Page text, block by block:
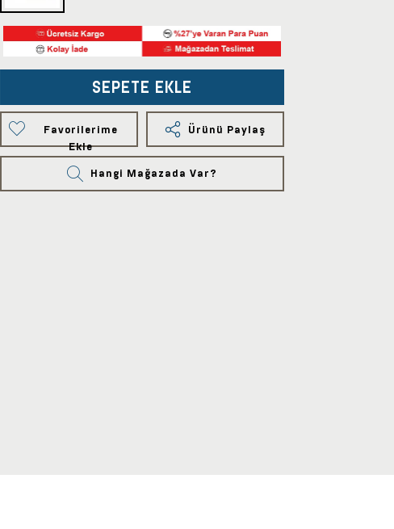
SEPETE EKLE
Favorilerime
Ekle
Ürünü Paylaş
Hangi Mağazada Var?